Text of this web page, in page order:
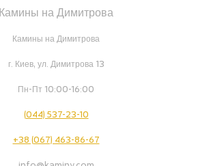
Камины на Димитрова
Камины на Димитрова
г. Киев, ул. Димитрова 13
Пн-Пт 10:00-16:00
(044) 537-23-10
+38 (067) 463-86-67